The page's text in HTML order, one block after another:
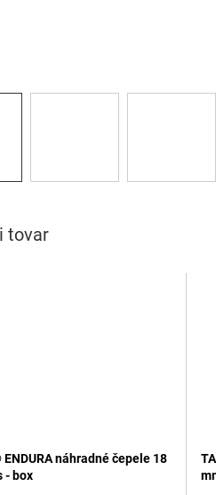
tovar
náhradné čepele 18
- box